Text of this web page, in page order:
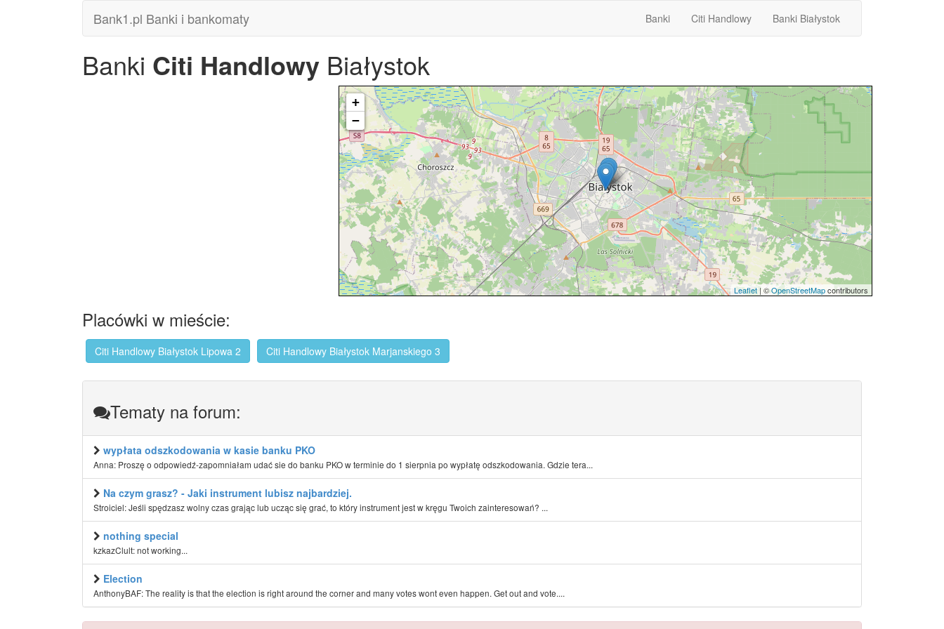
Bank1.pl Banki i bankomaty Banki Citi Handlowy Banki Białystok
Banki Citi Handlowy Białystok
+
−
Leaflet | ©OpenStreetMapcontributors
Placówki w mieście:
Citi Handlowy Białystok Lipowa 2 Citi Handlowy Białystok Marjanskiego 3
Tematy na forum:
wypłata odszkodowania w kasie banku PKO
Anna: Proszę o odpowiedź-zapomniałam udać sie do banku PKO w terminie do 1 sierpnia po wypłatę odszkodowania. Gdzie tera...
Na czym grasz? - Jaki instrument lubisz najbardziej.
Stroiciel: Jeśli spędzasz wolny czas grając lub ucząc się grać, to który instrument jest w kręgu Twoich zainteresowań? ...
nothing special
kzkazClult: not working...
Election
AnthonyBAF: The reality is that the election is right around the corner and many votes wont even happen. Get out and vote....